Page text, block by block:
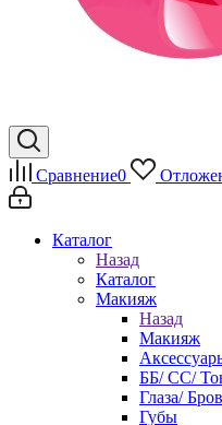
Сравнение0
Каталог
Назад
Каталог
Макияж
Назад
Макияж
ББ/ СС/
Глаза/
Губы